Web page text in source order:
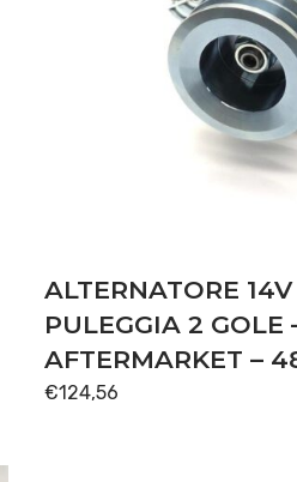
ALTERNATORE
PULEGGIA 2 GOLE
AFTERMARKET –
€124,56